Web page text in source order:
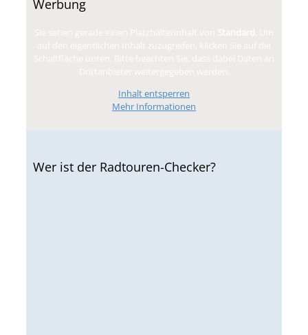
Werbung
Inhalt entsperren
Mehr Informationen
Wer ist der Radtouren-Checker?